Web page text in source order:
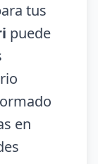
tus
puede
en